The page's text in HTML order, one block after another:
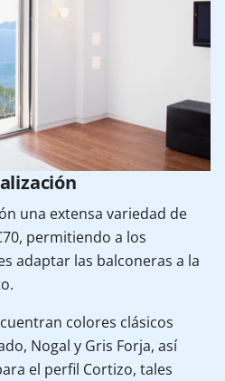
una extensa variedad de
permitiendo a los
adaptar las balconeras a la
colores clásicos
Nogal y Gris Forja, así
el perfil Cortizo, tales